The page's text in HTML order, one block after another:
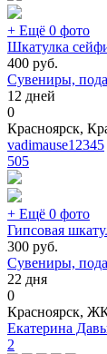
+ Ещё 0 фото
Шкатулка
400 руб.
Сувениры,
12 дней
0
Красноярск,
vadimause12345
505
+ Ещё 0 фото
Гипсовая
300 руб.
Сувениры,
22 дня
0
Красноярск,
Екатерина
2